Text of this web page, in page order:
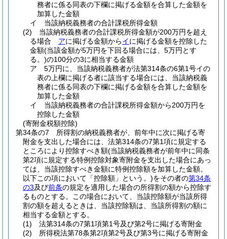
務者に係る同表の下欄に掲げる金額を合算した金額を
加算した金額
イ
当該納税義務者の合計課税所得金額
(2)
当該納税義務者の合計課税所得金額が200万円を超え
る場合 アに掲げる金額からイに掲げる金額を控除した
金額(当該金額が5万円を下回る場合には、5万円とす
る。)の100分の3に相当する金額
ア
5万円に、当該納税義務者が法第314条の6第1号イの
表の上欄に掲げる者に該当する場合には、当該納税義
務者に係る同表の下欄に掲げる金額を合算した金額を
加算した金額
イ
当該納税義務者の合計課税所得金額から200万円を
控除した金額
(寄附金税額控除)
第34条の7
所得割の納税義務者が、前年中に次に掲げる寄
附金を支出した場合には、法第314条の7第1項に規定する
ところにより控除すべき額(当該納税義務者が前年中に同条
第2項に規定する特例控除対象寄附金を支出した場合にあっ
ては、当該控除すべき金額に特例控除額を加算した金額。
以下この項において「控除額」という。)をその者の第34条
の3及び前条の規定を適用した場合の所得割の額から控除す
るものとする。
この場合において、当該控除額が当該所得
割の額を超えるときは、当該控除額は、当該所得割の額に
相当する金額とする。
(1)
法第314条の7第1項第1号及び第2号に掲げる寄附金
(2)
所得税法第78条第2項第2号及び第3号に掲げる寄附金